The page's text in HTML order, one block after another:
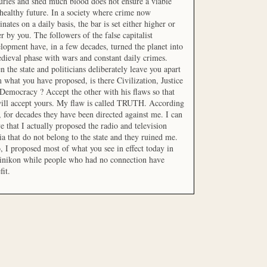
future. In a society where crime now
on a daily basis, the bar is set either higher or
by you. The followers of the false capitalist
have, in a few decades, turned the planet into
phase with wars and constant daily crimes.
the state and politicians deliberately leave you apart
what you have proposed, is there Civilization, Justice
? Accept the other with his flaws so that
accept yours. My flaw is called TRUTH. According
decades they have been directed against me. I can
that I actually proposed the radio and television
that do not belong to the state and they ruined me.
I proposed most of what you see in effect today in
while people who had no connection have